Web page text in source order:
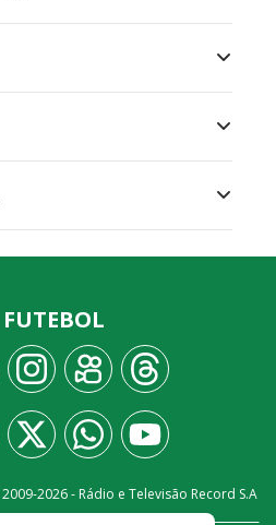
FUTEBOL
2026- Rádio e Televisão Record S.A